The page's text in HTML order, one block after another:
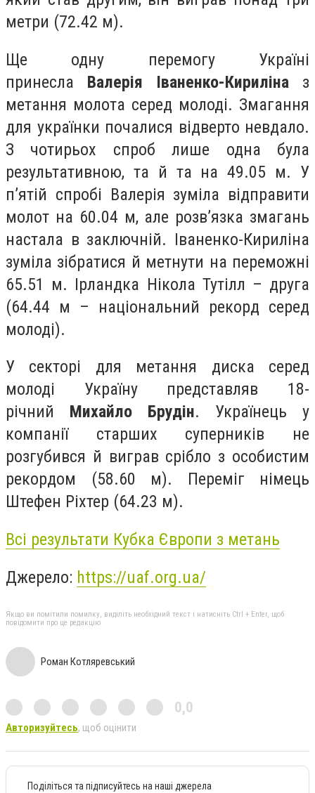
метри (72.42 м).
Ще одну перемогу Україні
принесла Валерія Іваненко-Кириліна з
метання молота серед молоді. Змагання
для українки почалися відверто невдало.
З чотирьох спроб лише одна була
результативною, та й та на 49.05 м. У
п’ятій спробі Валерія зуміла відправити
молот на 60.04 м, але розв’язка змагань
настала в заключній. Іваненко-Кириліна
зуміла зібратися й метнути на переможні
65.51 м. Ірландка Нікола Тутілл – друга
(64.44 м – національний рекорд серед
молоді).
У секторі для метання диска серед
молоді Україну представляв 18-
річний Михайло Брудін. Українець у
компанії старших суперників не
розгубився й виграв срібло з особистим
рекордом (58.60 м). Переміг німець
Штефен Ріхтер (64.23 м).
Всі результати Кубка Європи з метань
Джерело: https://uaf.org.ua/
Якщо ви помітили помилку, виділіть необхідний текст і натисніть Ctrl + Enter, щоб
повідомити про це редакцію
Роман Котляревський
0,0
Авторизуйтесь, щоб оцінити
Поділіться та підписуйтесь на наші джерела